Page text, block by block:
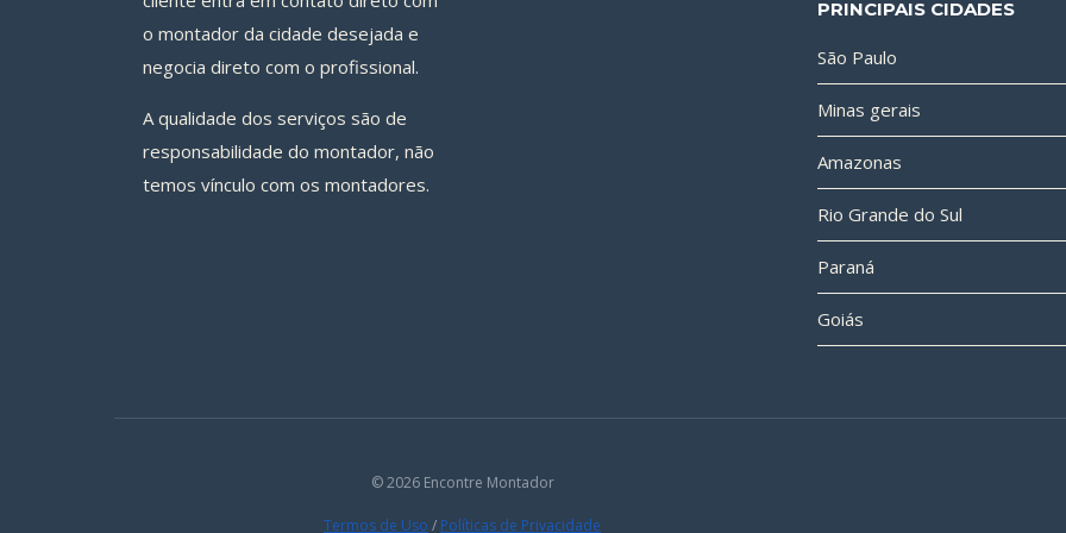
o montador da cidade desejada e
negocia direto com o profissional.
A qualidade dos serviços são de
responsabilidade do montador, não
temos vínculo com os montadores.
PRINCIPAIS CIDADES
São Paulo
Minas gerais
Amazonas
Rio Grande do Sul
Paraná
Goiás
© 2026 Encontre Montador
Termos de Uso / Políticas de Privacidade